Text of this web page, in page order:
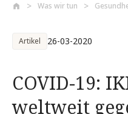
Was wir tun
Artikel 26-03-2020
COVID-19:
weltweit